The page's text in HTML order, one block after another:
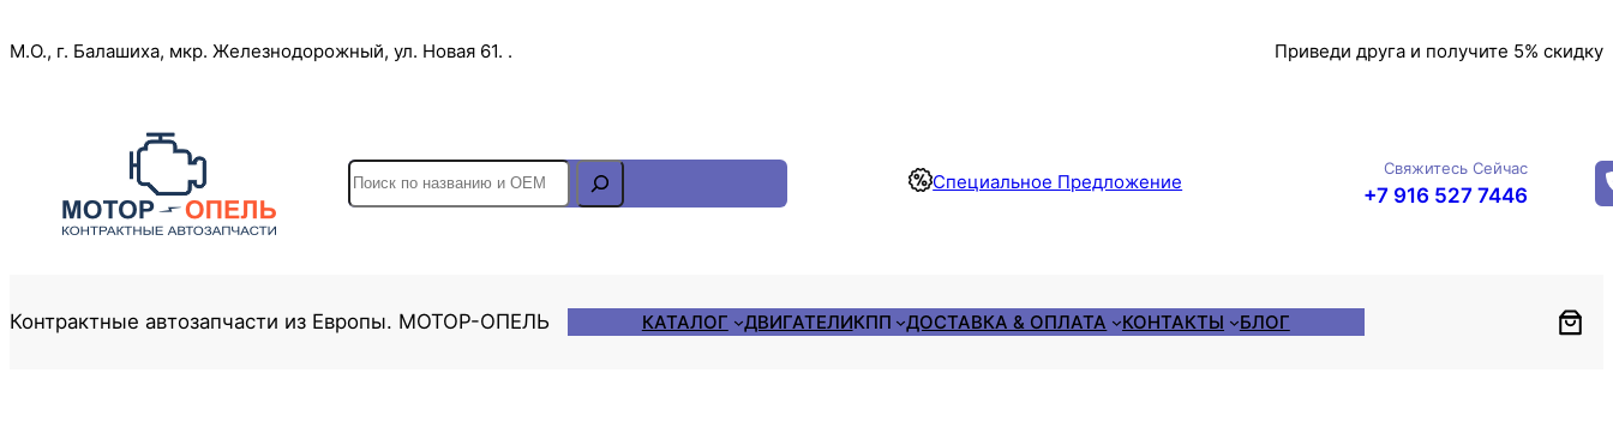
к
М.О., г. Балашиха, мкр. Железнодорожный, ул. Новая 61. . Приведи друга и получите 5% скидку
S
e
h
Специальное Предложение
Свяжитесь Сейчас
+7 916 527 7446
Контрактные автозапчасти из Европы. МОТОР-ОПЕЛЬ КАТАЛОГ ДВИГАТЕЛИКПП ДОСТАВКА & ОПЛАТА КОНТАКТЫ БЛОГ